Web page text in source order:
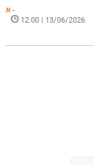
-
12:00 | 13/06/2026